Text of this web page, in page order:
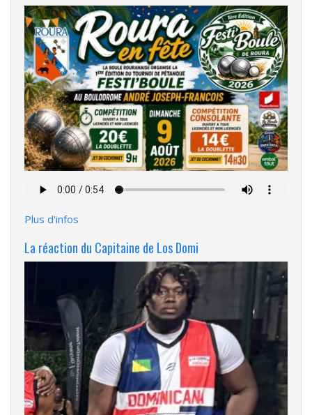
audio
Plus d'infos
La réaction du Capitaine de Los Domi